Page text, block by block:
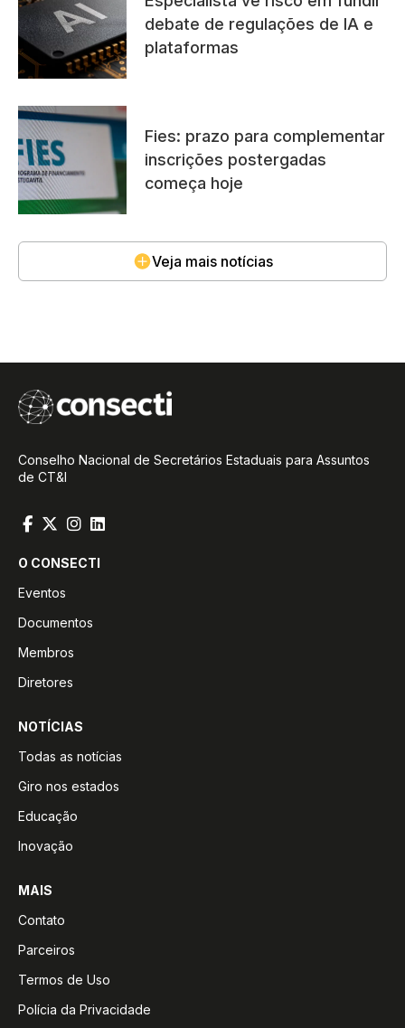
debate de regulações de IA e
plataformas
Fies: prazo para complementar
inscrições postergadas
começa hoje
Veja mais notícias
Conselho Nacional de Secretários Estaduais para Assuntos
de CT&I
O CONSECTI
Eventos
Documentos
Membros
Diretores
NOTÍCIAS
Todas as notícias
Giro nos estados
Educação
Inovação
MAIS
Contato
Parceiros
Termos de Uso
Polícia da Privacidade